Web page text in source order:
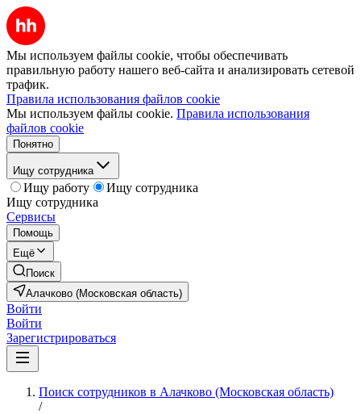
Мы используем файлы cookie, чтобы обеспечивать
правильную работу нашего веб-сайта и анализировать сетевой
трафик.
Правила использования файлов cookie
Мы используем файлы cookie. Правила использования
файлов cookie
Понятно
Ищу сотрудника
Ищу работу
Ищу сотрудника
Ищу сотрудника
Сервисы
Помощь
Ещё
Поиск
Алачково (Московская область)
Войти
Войти
Зарегистрироваться
Поиск сотрудников в Алачково (Московская область)
/